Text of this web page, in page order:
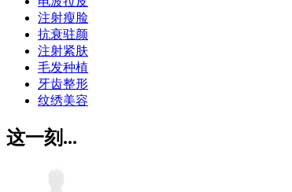
注射瘦脸
抗衰驻颜
注射紧肤
毛发种植
牙齿整形
纹绣美容
这一刻...